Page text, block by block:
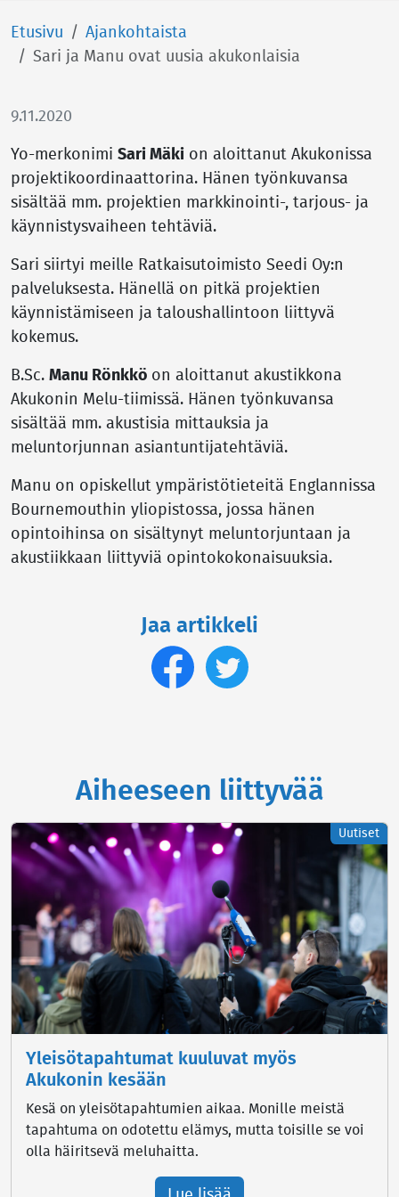
Etusivu
Ajankohtaista
Sari ja Manu ovat uusia akukonlaisia
9.11.2020
Yo-merkonimi Sari Mäki on aloittanut Akukonissa
projektikoordinaattorina. Hänen työnkuvansa
sisältää mm. projektien markkinointi-, tarjous- ja
käynnistysvaiheen tehtäviä.
Sari siirtyi meille Ratkaisutoimisto Seedi Oy:n
palveluksesta. Hänellä on pitkä projektien
käynnistämiseen ja taloushallintoon liittyvä
kokemus.
B.Sc. Manu Rönkkö on aloittanut akustikkona
Akukonin Melu-tiimissä. Hänen työnkuvansa
sisältää mm. akustisia mittauksia ja
meluntorjunnan asiantuntijatehtäviä.
Manu on opiskellut ympäristötieteitä Englannissa
Bournemouthin yliopistossa, jossa hänen
opintoihinsa on sisältynyt meluntorjuntaan ja
akustiikkaan liittyviä opintokokonaisuuksia.
Jaa artikkeli
Aiheeseen liittyvää
Uutiset
Yleisötapahtumat kuuluvat myös
Akukonin kesään
Kesä on yleisötapahtumien aikaa. Monille meistä
tapahtuma on odotettu elämys, mutta toisille se voi
olla häiritsevä meluhaitta.